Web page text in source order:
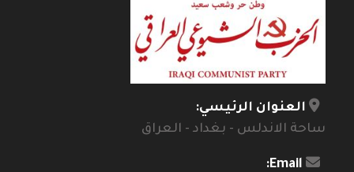
العنوان الرئيسي:
ساحة الاندلس - بغداد - العراق
Email: